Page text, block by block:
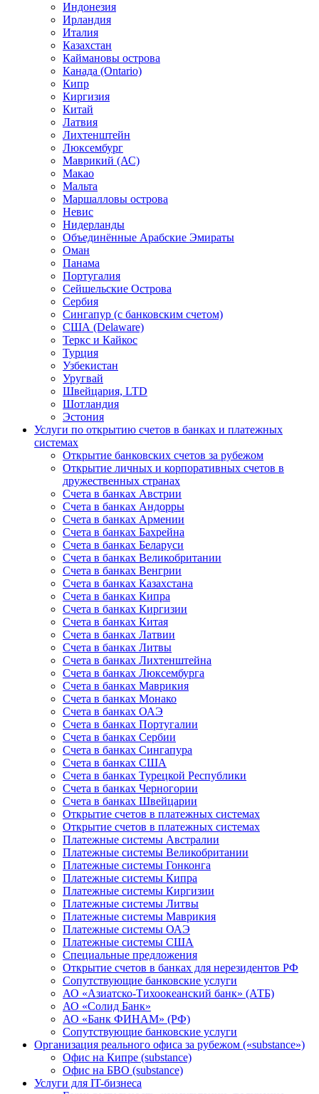
Индонезия
Ирландия
Италия
Казахстан
Каймановы острова
Канада (Ontario)
Кипр
Киргизия
Китай
Латвия
Лихтенштейн
Люксембург
Маврикий (АС)
Макао
Мальта
Маршалловы острова
Нeвис
Нидерланды
Объединённые Арабские Эмираты
Оман
Панама
Португалия
Сейшельские Острова
Сербия
Сингапур (c банковским счетом)
США (Delaware)
Теркс и Кайкос
Турция
Узбекистан
Уругвай
Швейцария, LTD
Шотландия
Эстония
Услуги по открытию счетов в банках и платежных
системах
Открытие банковских счетов за рубежом
Открытие личных и корпоративных счетов в
дружественных странах
Счета в банках Австрии
Счета в банках Андорры
Счета в банках Армении
Счета в банках Бахрейна
Счета в банках Беларуси
Счета в банках Великобритании
Счета в банках Венгрии
Счета в банках Казахстана
Счета в банках Кипра
Счета в банках Киргизии
Счета в банках Китая
Счета в банках Латвии
Счета в банках Литвы
Счета в банках Лихтенштейна
Счета в банках Люксембурга
Счета в банках Маврикия
Счета в банках Монако
Счета в банках ОАЭ
Счета в банках Португалии
Счета в банках Сербии
Счета в банках Сингапура
Счета в банках США
Счета в банках Турецкой Республики
Счета в банках Черногории
Счета в банках Швейцарии
Открытие счетов в платежных системах
Открытие счетов в платежных системах
Платежные системы Австралии
Платежные системы Великобритании
Платежные системы Гонконга
Платежные системы Кипра
Платежные системы Киргизии
Платежные системы Литвы
Платежные системы Маврикия
Платежные системы ОАЭ
Платежные системы США
Специальные предложения
Открытие счетов в банках для нерезидентов РФ
Сопутствующие банковские услуги
АО «Азиатско-Тихоокеанский банк» (АТБ)
АО «Солид Банк»
АО «Банк ФИНАМ» (РФ)
Сопутствующие банковские услуги
Организация реального офиса за рубежом («substance»)
Офис на Кипре (substance)
Офис на БВО (substance)
Услуги для IT-бизнеса